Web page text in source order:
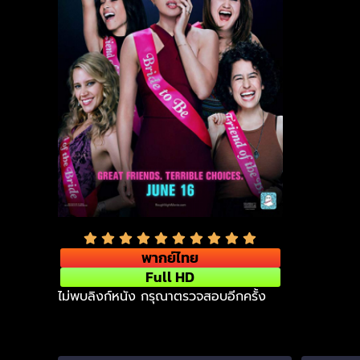
พากย์ไทย
Full HD
ไม่พบลิงก์หนัง กรุณาตรวจสอบอีกครั้ง